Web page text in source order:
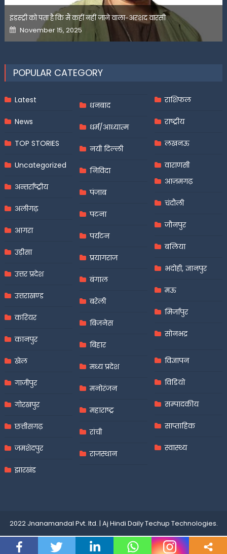
इंडस्ट्री को पता है कि मैं कहीं नहीं जाने वाला-अरशद वारसी
Posted
on
November 15, 2025
POPULAR CATEGORY
Latest
News
TOP STORIES
Uncategorized
अन्तर्राष्ट्रीय
अलीगढ़
आगरा
उड़ीसा
उत्तर प्रदेश
उत्तराखण्ड
करियर
कानपुर
खेल
गाजीपुर
गोरखपुर
छत्तीसगढ़
जमशेदपुर
झारखंड
धनबाद
धर्म/आध्यात्म
नयी दिल्ली
निविदा
पंजाब
पटना
पर्यटन
प्रयागराज
बंगाल
बरेली
बिजनेस
बिहार
मध्य प्रदेश
मनोरंजन
महाराष्ट्र
रांची
राजस्थान
राशिफल
राष्ट्रीय
लखनऊ
वाराणसी
आज़मगढ़
चंदौली
जौनपुर
बलिया
भदोही, ज्ञानपुर
मऊ
मिर्जापुर
सोनभद्र
विज्ञापन
विडियो
सम्पादकीय
साप्ताहिक
स्वास्थ्य
2022 Jnanamandal Pvt. ltd. | Aj Hindi DailyTechup Technologies.